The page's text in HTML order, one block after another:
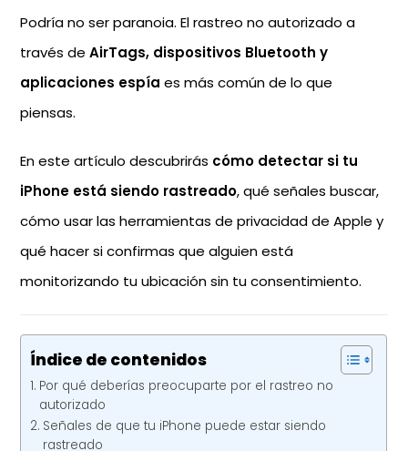
Podría no ser paranoia. El rastreo no autorizado a
través deAirTags, dispositivos Bluetooth y
aplicaciones espía es más común de lo que
piensas.
En este artículo descubrirás cómo detectar si tu
iPhone está siendo rastreado, qué señales buscar,
cómo usar las herramientas de privacidad de Apple y
qué hacer si confirmas que alguien está
monitorizando tu ubicación sin tu consentimiento.
Índice de contenidos
Por qué deberías preocuparte por el rastreo no
autorizado
Señales de que tu iPhone puede estar siendo
rastreado